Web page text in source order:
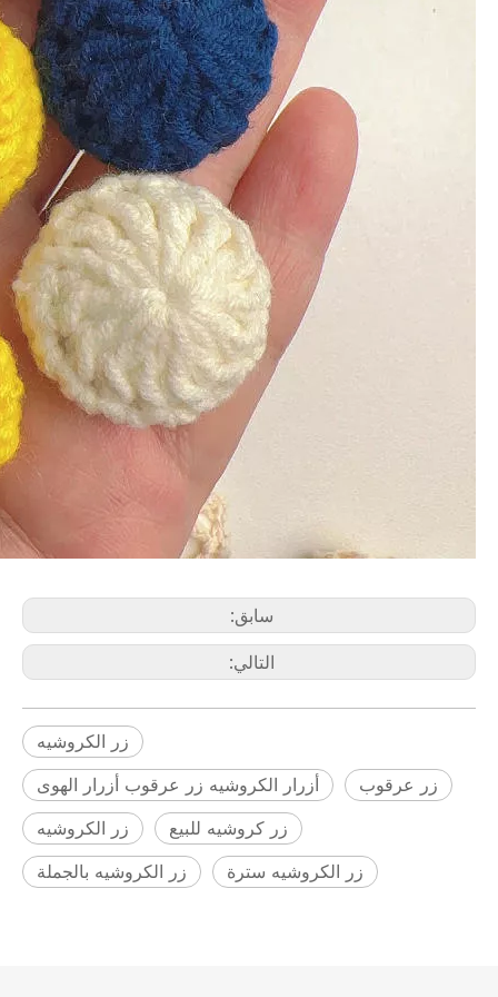
سابق:
التالي:
زر الكروشيه
أزرار الكروشيه زر عرقوب أزرار الهوى
زر عرقوب
زر الكروشيه
زر كروشيه للبيع
زر الكروشيه بالجملة
زر الكروشيه سترة